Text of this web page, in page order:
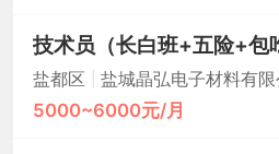
技术员（长白班+五险+包
盐都区
盐城晶弘电子材料有限
5000~6000元/月